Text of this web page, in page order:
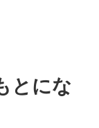
とにな